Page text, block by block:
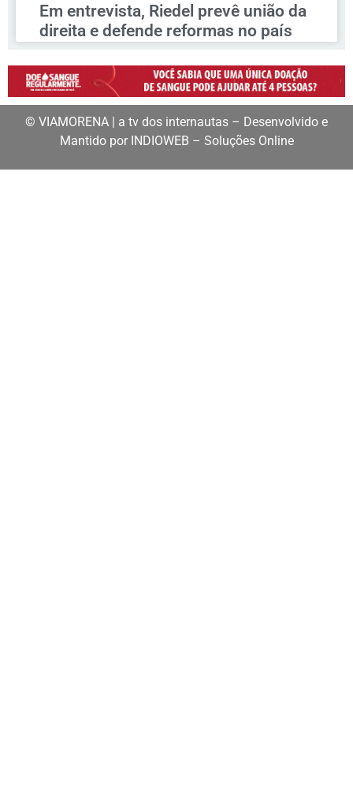
Em entrevista, Riedel prevê união da
direita e defende reformas no país
© VIAMORENA | a tv dos internautas – Desenvolvido e
Mantido por INDIOWEB – Soluções Online